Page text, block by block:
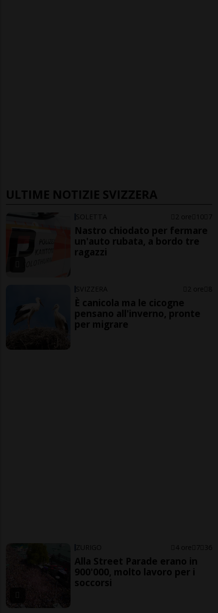
ULTIME NOTIZIE SVIZZERA
SOLETTA 2 ore 10 7
Nastro chiodato per fermare
un'auto rubata, a bordo tre
ragazzi
SVIZZERA 2 ore 8
È canicola ma le cicogne
pensano all'inverno, pronte
per migrare
ZURIGO 4 ore 7 36
Alla Street Parade erano in
900'000, molto lavoro per i
soccorsi